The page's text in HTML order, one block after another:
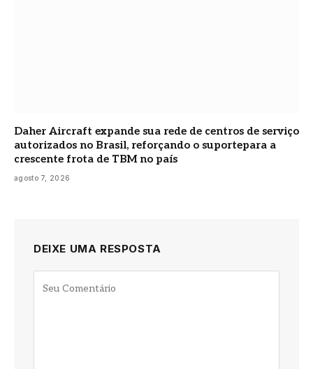
Daher Aircraft expande sua rede de centros de serviço
autorizados no Brasil, reforçando o suportepara a
crescente frota de TBM no país
agosto 7, 2026
DEIXE UMA RESPOSTA